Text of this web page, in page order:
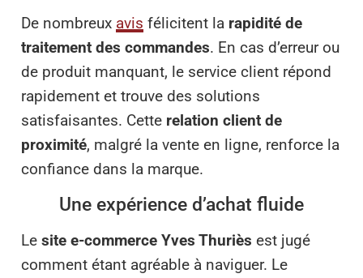
De nombreux avis félicitent la rapidité de
traitement des commandes. En cas d’erreur ou
de produit manquant, le service client répond
rapidement et trouve des solutions
satisfaisantes. Cette relation client de
proximité, malgré la vente en ligne, renforce la
confiance dans la marque.
Une expérience d’achat fluide
Le site e-commerce Yves Thuriès est jugé
comment étant agréable à naviguer. Le